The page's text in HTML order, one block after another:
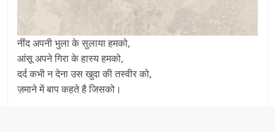
नींद अपनी भुला के सुलाया हमको,
आंसू अपने गिरा के हास्य हमको,
दर्द कभी न देना उस खुदा की तस्वीर को,
ज़माने में बाप कहते है जिसको।